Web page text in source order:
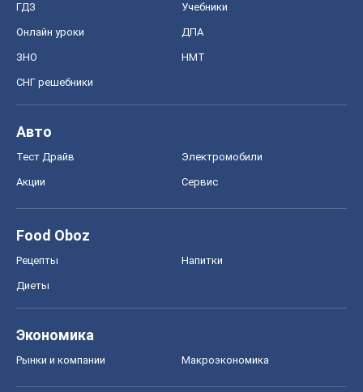
ГДЗ Учебники
Онлайн уроки ДПА
ЗНО НМТ
СНГ решебники
Авто
Тест Драйв Электромобили
Акции Сервис
Food Oboz
Рецепты Напитки
Диеты
Экономика
Рынки и компании Mакроэкономика